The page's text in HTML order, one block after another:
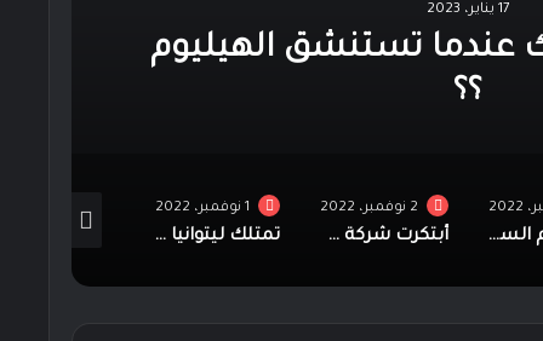
17 يناير، 2023
عندما تستنشق الهيليوم
؟؟
لماذا تقوم السعودية ببناء مدينة خطية بعرض 500 متر وطول 170كيلو متر ؟؟
2 نوفمبر، 2022
أبتكرت شركة سماعات رأس يمكن أن تجعلك تشعر بالموسيقى
1 نوفمبر، 2022
تمتلك ليتوانيا وبولندا بوابة سحرية تربط الأشخاص من مدينتين متباعدتين